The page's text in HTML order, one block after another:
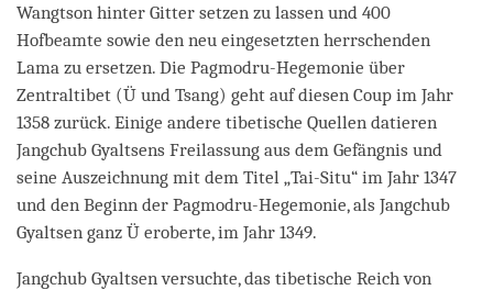
Wangtson hinter Gitter setzen zu lassen und 400
Hofbeamte sowie den neu eingesetzten herrschenden
Lama zu ersetzen. Die Pagmodru-Hegemonie über
Zentraltibet (Ü und Tsang) geht auf diesen Coup im Jahr
1358 zurück. Einige andere tibetische Quellen datieren
Jangchub Gyaltsens Freilassung aus dem Gefängnis und
seine Auszeichnung mit dem Titel „Tai-Situ“ im Jahr 1347
und den Beginn der Pagmodru-Hegemonie, als Jangchub
Gyaltsen ganz Ü eroberte, im Jahr 1349.
Jangchub Gyaltsen versuchte, das tibetische Reich von